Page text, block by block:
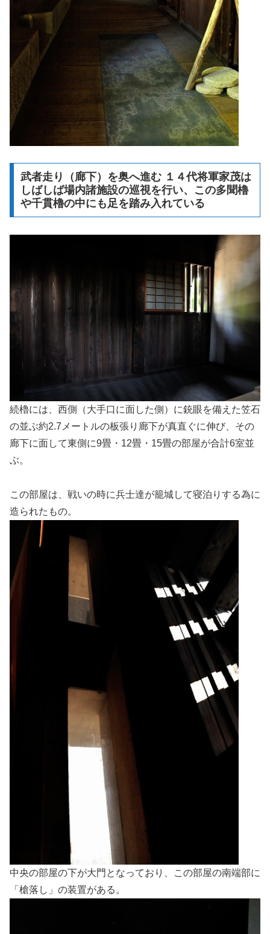
武者走り（廊下）を奥へ進む １４代将軍家茂は
しばしば場内諸施設の巡視を行い、この多聞櫓
や千貫櫓の中にも足を踏み入れている
続櫓には、西側（大手口に面した側）に銃眼を備えた笠石
の並ぶ約2.7メートルの板張り廊下が真直ぐに伸び、その
廊下に面して東側に9畳・12畳・15畳の部屋が合計6室並
ぶ。
この部屋は、戦いの時に兵士達が籠城して寝泊りする為に
造られたもの。
中央の部屋の下が大門となっており、この部屋の南端部に
「槍落し」の装置がある。